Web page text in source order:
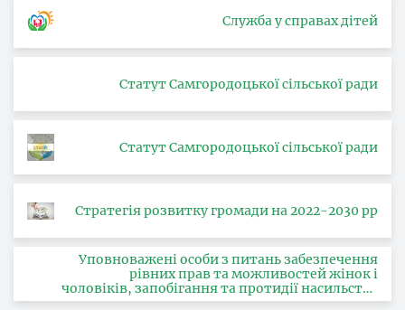
Служба у справах дітей
Статут Самгородоцької сільської ради
Статут Самгородоцької сільської ради
Стратегія розвитку громади на 2022-2030 рр
Уповноважені особи з питань забезпечення
рівних прав та можливостей жінок і
чоловіків, запобігання та протидії насильству
за ознакою статі, з питань здійснення заходів,